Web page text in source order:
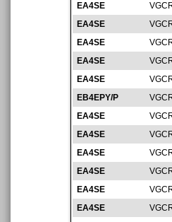
EA4SE
EA4SE
EA4SE
EA4SE
EA4SE
EB4EPY/P
EA4SE
EA4SE
EA4SE
EA4SE
EA4SE
EA4SE